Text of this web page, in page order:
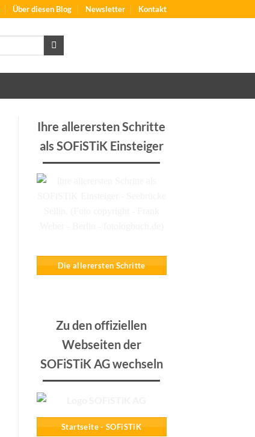
Über diesen Blog Newsletter Kontakt
Ihre allerersten Schritte
als SOFiSTiK Einsteiger
Die allerersten Schritte
Zu den offiziellen
Webseiten der
SOFiSTiK AG wechseln
Startseite - SOFiSTiK